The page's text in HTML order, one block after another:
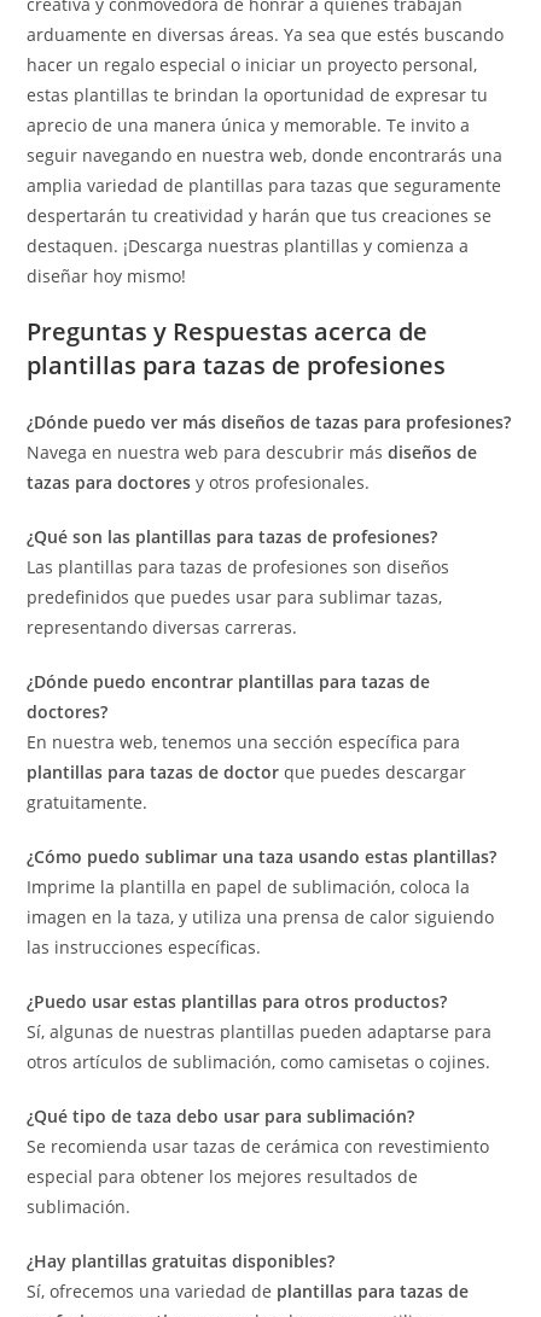
arduamente en diversas áreas. Ya sea que estés buscando
hacer un regalo especial o iniciar un proyecto personal,
estas plantillas te brindan la oportunidad de expresar tu
aprecio de una manera única y memorable. Te invito a
seguir navegando en nuestra web, donde encontrarás una
amplia variedad de plantillas para tazas que seguramente
despertarán tu creatividad y harán que tus creaciones se
destaquen. ¡Descarga nuestras plantillas y comienza a
diseñar hoy mismo!
Preguntas y Respuestas acerca de
plantillas para tazas de profesiones
¿Dónde puedo ver más diseños de tazas para profesiones?
Navega en nuestra web para descubrir másdiseños de
tazas para doctores y otros profesionales.
¿Qué son las plantillas para tazas de profesiones?
Las plantillas para tazas de profesiones son diseños
predefinidos que puedes usar para sublimar tazas,
representando diversas carreras.
¿Dónde puedo encontrar plantillas para tazas de
doctores?
En nuestra web, tenemos una sección específica para
plantillas para tazas de doctor que puedes descargar
gratuitamente.
¿Cómo puedo sublimar una taza usando estas plantillas?
Imprime la plantilla en papel de sublimación, coloca la
imagen en la taza, y utiliza una prensa de calor siguiendo
las instrucciones específicas.
¿Puedo usar estas plantillas para otros productos?
Sí, algunas de nuestras plantillas pueden adaptarse para
otros artículos de sublimación, como camisetas o cojines.
¿Qué tipo de taza debo usar para sublimación?
Se recomienda usar tazas de cerámica con revestimiento
especial para obtener los mejores resultados de
sublimación.
¿Hay plantillas gratuitas disponibles?
Sí, ofrecemos una variedad de plantillas para tazas de